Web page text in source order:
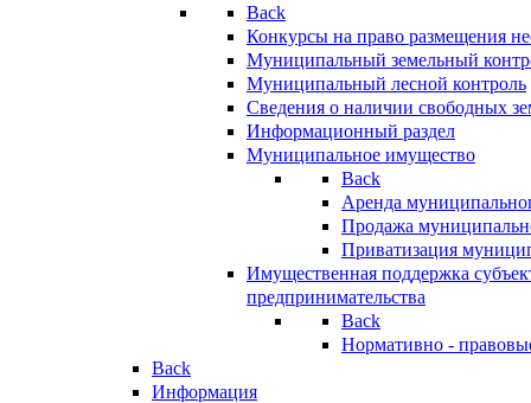
Back
Конкурсы на право размещения
Муниципальный земельный
Муниципальный лесной контроль
Сведения о наличии свободных
Информационный раздел
Муниципальное имущество
Back
Аренда
Продажа
Приватизация
Имущественная поддержка
предпринимательства
Back
Нормативно -
Back
Информация